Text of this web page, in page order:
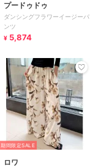
プードゥドゥ
ダンシングフラワーイージーパ
ンツ
¥ 5,874
期間限定SALE
ロワ